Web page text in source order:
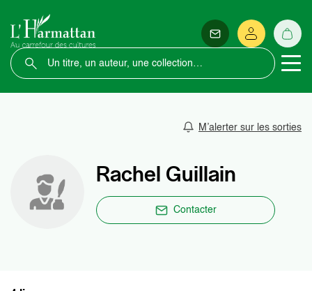
M’alerter sur les sorties
Rachel Guillain
Contacter